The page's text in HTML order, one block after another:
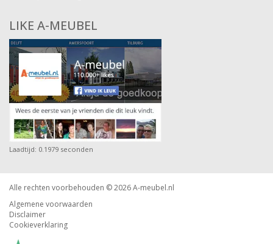
LIKE A-MEUBEL
Laadtijd: 0.1979 seconden
Alle rechten voorbehouden © 2026A-meubel.nl
Algemene voorwaarden
Disclaimer
Cookieverklaring